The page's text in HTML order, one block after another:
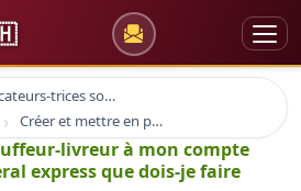
Educateurs-trices sociaux
Créer et mettre en place une entreprise, devenir indépendant
livreur à mon compte
express que dois-je faire